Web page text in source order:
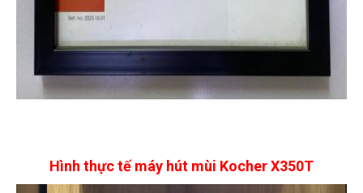
Hình thực tế máy hút mùi Kocher X350T